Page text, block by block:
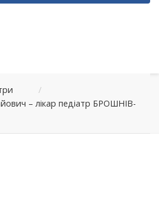
/
– лікар педіатр БРОШНІВ-